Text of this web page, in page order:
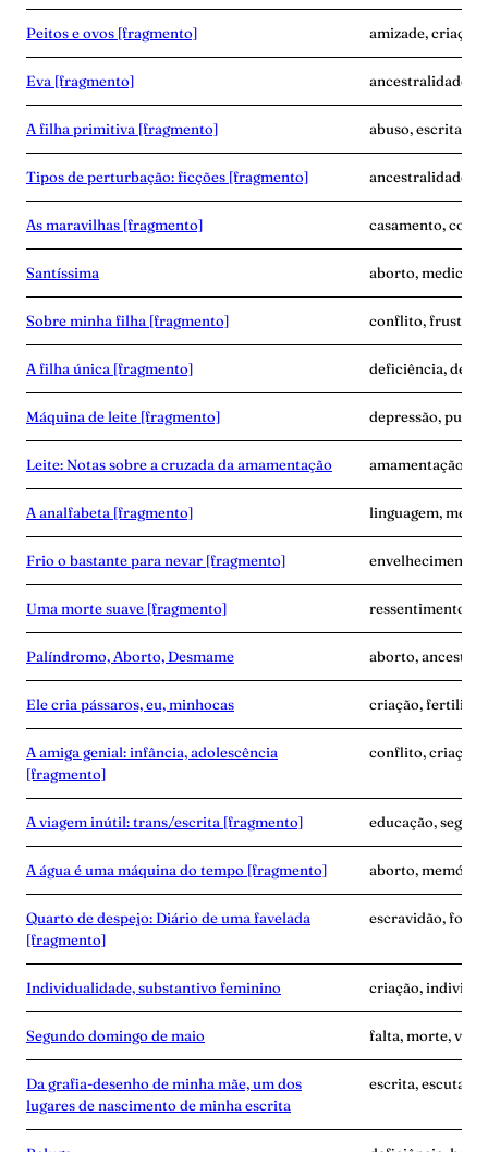
Peitos e ovos [fragmento] amizade,
Eva [fragmento] ancestralidade,
A filha primitiva [fragmento] abuso, escrita,
Tipos de perturbação: ficções [fragmento] ancestralidade,
As maravilhas [fragmento] casamento,
Santíssima aborto,
Sobre minha filha [fragmento] conflito,
A filha única [fragmento] deficiência,
Máquina de leite [fragmento] depressão,
Leite: Notas sobre a cruzada da amamentação amamentação,
A analfabeta [fragmento] linguagem,
Frio o bastante para nevar [fragmento] envelhecimento,
Uma morte suave [fragmento] ressentimento,
Palíndromo, Aborto, Desmame aborto,
Ele cria pássaros, eu, minhocas criação,
A amiga genial: infância, adolescência
[fragmento]
conflito, criação,
A viagem inútil: trans/escrita [fragmento] educação,
A água é uma máquina do tempo [fragmento] aborto,
Quarto de despejo: Diário de uma favelada
[fragmento]
escravidão,
Individualidade, substantivo feminino criação,
Segundo domingo de maio falta, morte,
Da grafia-desenho de minha mãe, um dos
lugares de nascimento de minha escrita
escrita, escuta,